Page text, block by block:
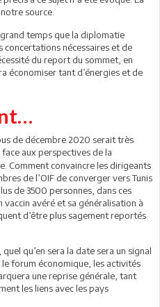
source.
temps que la diplomatie
concertations nécessaires et de
du report du sommet, en
économiser tant d’énergies et de
de décembre 2020 serait très
, face aux perspectives de la
Comment convaincre les dirigeants
de l’OIF de converger vers Tunis
de 3500 personnes, dans ces
vaccin avéré et sa généralisation à
d’être plus sagement reportés
qu’en sera la date sera un signal
forum économique, les activités
une reprise générale, tant
les liens avec les pays